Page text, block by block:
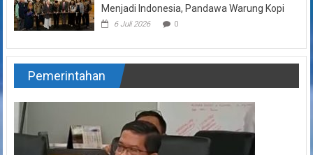
Menjadi Indonesia, Pandawa Warung Kopi
6 Juli 2026 0
Pemerintahan